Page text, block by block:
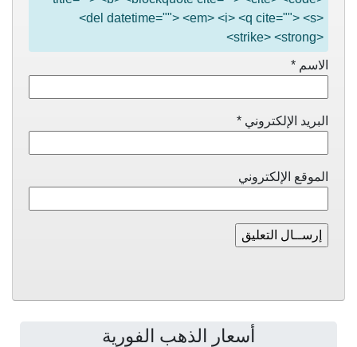
<del datetime=""> <em> <i> <q cite=""> <s>
<strike> <strong>
الاسم *
البريد الإلكتروني *
الموقع الإلكتروني
أسعار الذهب الفورية